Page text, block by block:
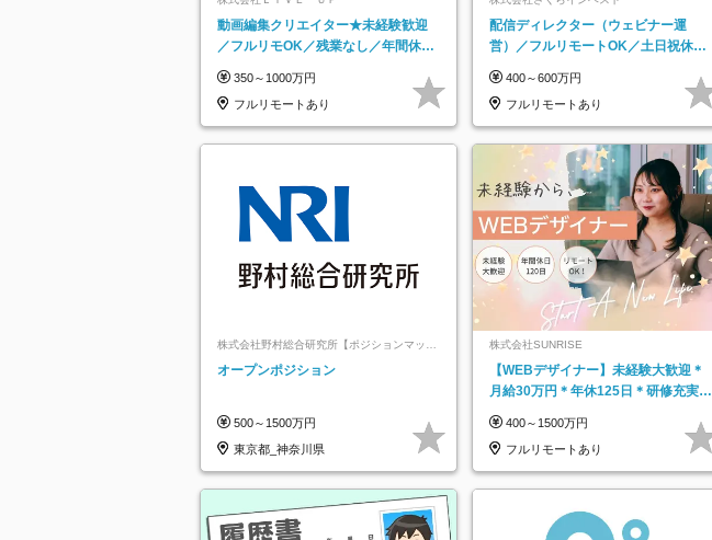
動画編集クリエイター★未経験歓迎
／フルリモOK／残業なし／年間休日
実で安心
350～1000万円
フルリモートあり
配信ディレクター（ウェビナー運
営）／フルリモートOK／土日祝休み
400～600万円
フルリモートあり
株式会社野村総合研究所【ポジションマッチ
オープンポジション
500～1500万円
東京都_神奈川県
株式会社SUNRISE
【WEBデザイナー】未経験大歓迎＊
月給30万円＊年休125日＊研修充実＊
400～1500万円
フルリモートあり